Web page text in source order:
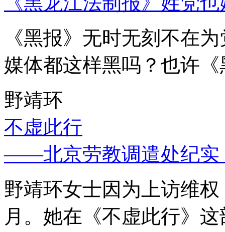
《黑报》无时无刻不在
媒体都这样黑吗？也许
野靖环
不虚此行
——北京劳教调遣处纪实
野靖环女士因为上访维
月。她在《不虚此行》